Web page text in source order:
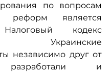
по вопросам
реформ является
кодекс
Украинские
независимо друг от
и